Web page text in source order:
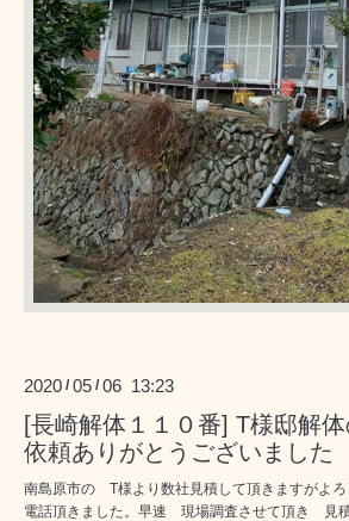
2020 /05 /06 13:23
[長崎解体１１０番] T様邸解体
依頼ありがとうございました
南島原市の T様より数社見積して頂きますがよろ
電話頂きました。早速 現場調査させて頂き 見